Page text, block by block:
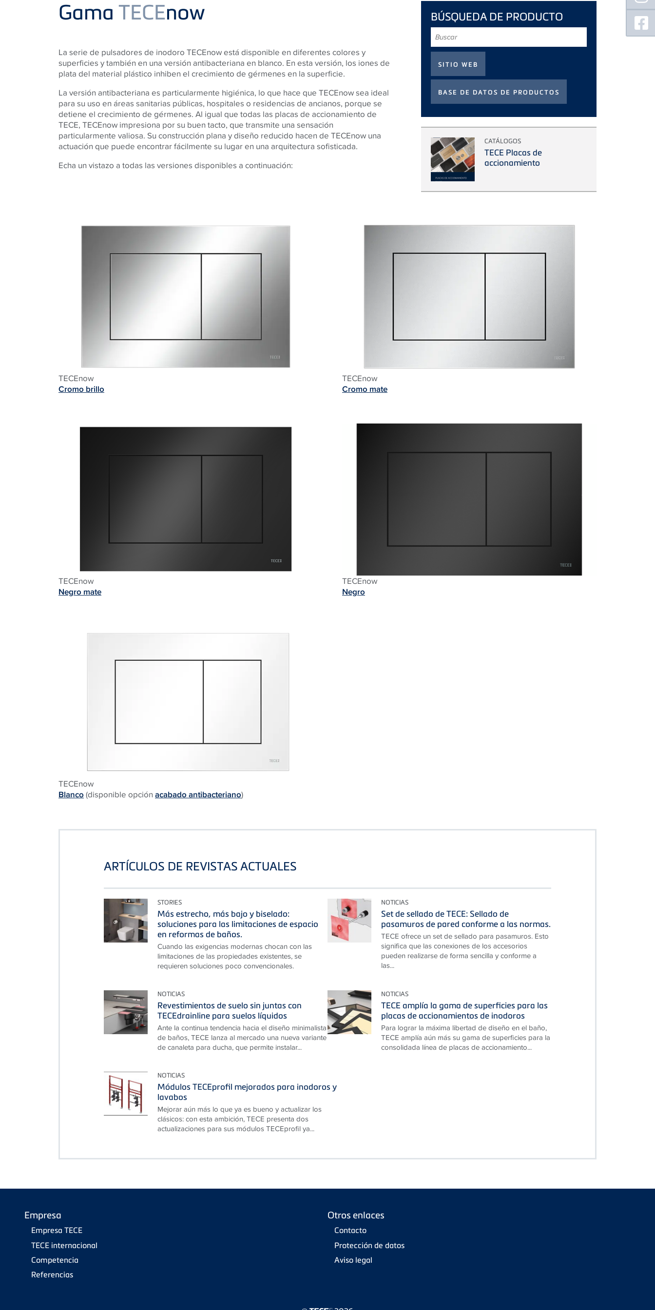
Gama TECEnow
La serie de pulsadores de inodoro TECEnow está disponible en diferentes colores y
superficies y también en una versión antibacteriana en blanco. En esta versión, los iones de
plata del material plástico inhiben el crecimiento de gérmenes en la superficie.
La versión antibacteriana es particularmente higiénica, lo que hace que TECEnow sea ideal
para su uso en áreas sanitarias públicas, hospitales o residencias de ancianos, porque se
detiene el crecimiento de gérmenes. Al igual que todas las placas de accionamiento de
TECE, TECEnow impresiona por su buen tacto, que transmite una sensación
particularmente valiosa. Su construcción plana y diseño reducido hacen de TECEnow una
actuación que puede encontrar fácilmente su lugar en una arquitectura sofisticada.
Echa un vistazo a todas las versiones disponibles a continuación:
BÚSQUEDA DE PRODUCTO
CATÁLOGOS
TECE Placas de
accionamiento
TECEnow
Cromo brillo
TECEnow
Cromo mate
TECEnow
Negro mate
TECEnow
Negro
TECEnow
Blanco (disponible opción acabado antibacteriano)
ARTÍCULOS DE REVISTAS ACTUALES
STORIES
Más estrecho, más bajo y biselado:
soluciones para las limitaciones de espacio
en reformas de baños.
Cuando las exigencias modernas chocan con las
limitaciones de las propiedades existentes, se
requieren soluciones poco convencionales.
NOTICIAS
Set de sellado de TECE: Sellado de
pasamuros de pared conforme a las normas.
TECE ofrece un set de sellado para pasamuros. Esto
significa que las conexiones de los accesorios
pueden realizarse de forma sencilla y conforme a
las...
NOTICIAS
Revestimientos de suelo sin juntas con
TECEdrainline para suelos líquidos
Ante la continua tendencia hacia el diseño minimalista
de baños, TECE lanza al mercado una nueva variante
de canaleta para ducha, que permite instalar...
NOTICIAS
TECE amplía la gama de superficies para las
placas de accionamientos de inodoros
Para lograr la máxima libertad de diseño en el baño,
TECE amplía aún más su gama de superficies para la
consolidada línea de placas de accionamiento...
NOTICIAS
Módulos TECEprofil mejorados para inodoros y
lavabos
Mejorar aún más lo que ya es bueno y actualizar los
clásicos: con esta ambición, TECE presenta dos
actualizaciones para sus módulos TECEprofil ya...
Empresa
Empresa TECE
TECE internacional
Competencia
Referencias
Otros enlaces
Contacto
Protección de datos
Aviso legal